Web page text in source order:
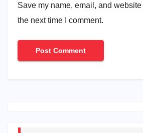
Save my name, email, and
the next time I comment.